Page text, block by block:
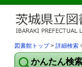
図書館トップ> 詳細検索
かんたん検